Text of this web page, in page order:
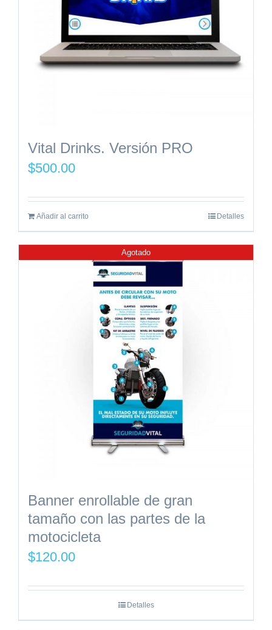
Vital Drinks. Versión PRO
$500.00
Añadir al carrito Detalles
Agotado
Banner enrollable de gran
tamaño con las partes de la
motocicleta
$120.00
Detalles